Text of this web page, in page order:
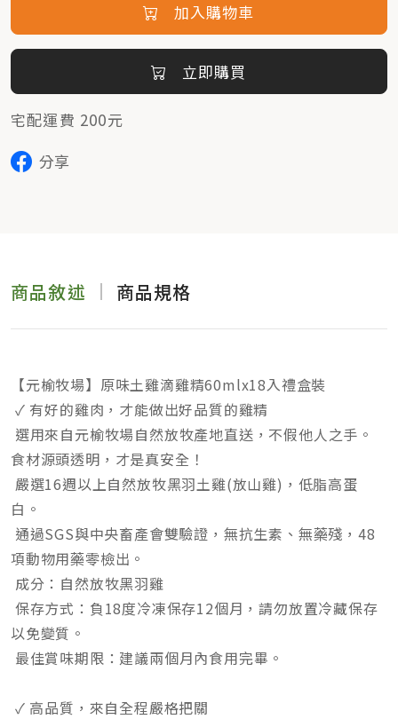
加入購物車
立即購買
宅配運費 200元
分享
商品敘述 商品規格
【元榆牧場】原味土雞滴雞精60mlx18入禮盒裝
✓ 有好的雞肉，才能做出好品質的雞精
選用來自元榆牧場自然放牧產地直送，不假他人之手。
食材源頭透明，才是真安全！
嚴選16週以上自然放牧黑羽土雞(放山雞)，低脂高蛋
白。
通過SGS與中央畜產會雙驗證，無抗生素、無藥殘，48
項動物用藥零檢出。
成分：自然放牧黑羽雞
保存方式：負18度冷凍保存12個月，請勿放置冷藏保存
以免變質。
最佳賞味期限：建議兩個月內食用完畢。
✓ 高品質，來自全程嚴格把關